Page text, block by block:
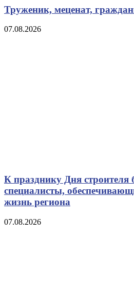
Труженик, меценат,
07.08.2026
К празднику Дня
специалисты,
жизнь региона
07.08.2026